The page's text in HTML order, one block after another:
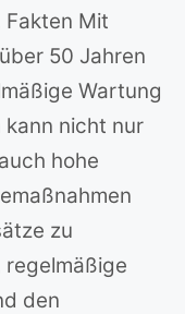
Fakten Mit
50 Jahren
Wartung
kann nicht nur
hohe
zu
regelmäßige
den